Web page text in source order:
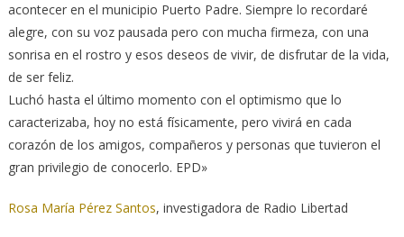
acontecer en el municipio Puerto Padre. Siempre lo recordaré
alegre, con su voz pausada pero con mucha firmeza, con una
sonrisa en el rostro y esos deseos de vivir, de disfrutar de la vida,
de ser feliz.
Luchó hasta el último momento con el optimismo que lo
caracterizaba, hoy no está físicamente, pero vivirá en cada
corazón de los amigos, compañeros y personas que tuvieron el
gran privilegio de conocerlo. EPD»
Rosa María Pérez Santos, investigadora de Radio Libertad